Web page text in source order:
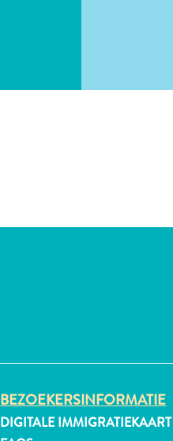
BEZOEKERSINFORMATIE
DIGITALE IMMIGRATIEKAART